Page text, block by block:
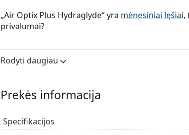
„Air Optix Plus Hydraglyde“ yra mėnesiniai lęšiai,
privalumai?
Drėkinimas– išskirtinė „HydraGlyde
deguonies pralaidumą sveikesnėms akims.
Lankstus naudojimas
prailginto nešiojimo lęšius iki šešių naktų.
Rodyti daugiau
Prekės informacija
Specifikacijos